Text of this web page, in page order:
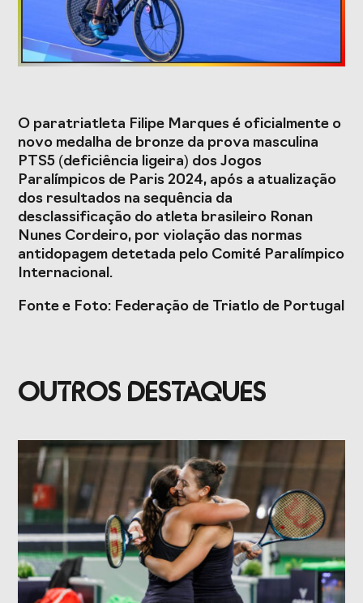
Formação
O Valor do
Desporto
Português, o seu
financiamento
(1996-2024) e o seu
futuro
Estudo
caracterizador do
setor do Desporto
em Portugal e
impacto da
COVID-19
Projetos Europeus
Federações
Desportivas
Desporto
Congresso
Nacional do
Desporto
O paratriatleta Filipe Marques é oficialmente o
novo medalha de bronze da prova masculina
PTS5 (deficiência ligeira) dos Jogos
Paralímpicos de Paris 2024, após a atualização
dos resultados na sequência da
desclassificação do atleta brasileiro Ronan
Nunes Cordeiro, por violação das normas
antidopagem detetada pelo Comité Paralímpico
Internacional.
Fonte e Foto: Federação de Triatlo de Portugal
OUTROS DESTAQUES